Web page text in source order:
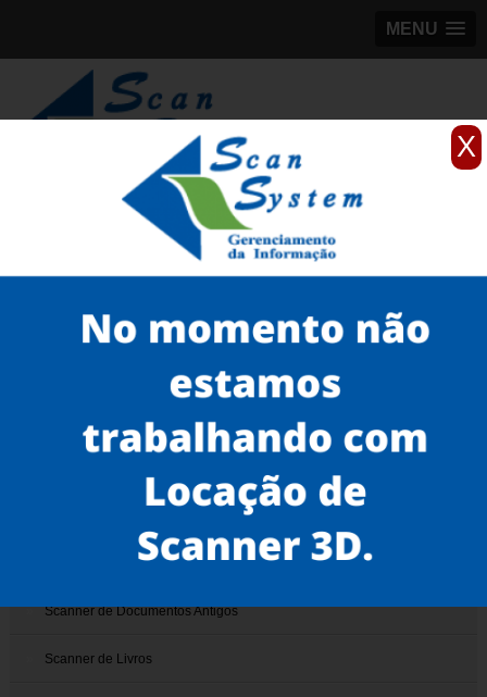
X
MENU
98184-5245
Scanner profissionais
aluguel de scanner profissional avision Campinas
Serviços
Scanner de Documentos
Scanner de Documentos Antigos
Scanner de Livros